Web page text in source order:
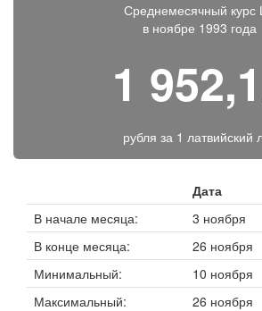
Среднемесячный курс
в ноябре 1993 года
1
рубля за 1 латвийский
Дата
В начале месяца:
3 ноября
В конце месяца:
26 ноября
Минимальный:
10 ноября
Максимальный:
26 ноября